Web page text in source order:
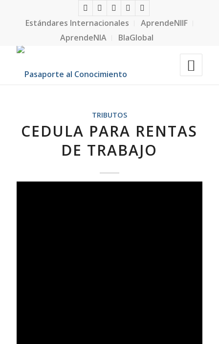
Estándares Internacionales
AprendeNIIF
AprendeNIA
BlaGlobal
TRIBUTOS
CEDULA PARA RENTAS
DE TRABAJO